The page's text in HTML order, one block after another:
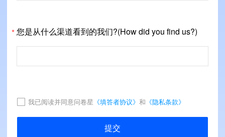
*您是从什么渠道看到的我们?(How did you find us?)
我已阅读并同意问卷星 《填答者协议》 和 《隐私条款》
提交